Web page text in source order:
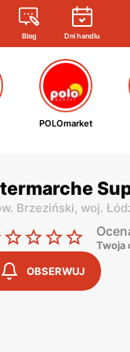
Blog Dni handlu
POLOmarket
Brzeziński, woj.
Twoja
OBSERWUJ